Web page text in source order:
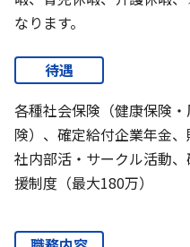
なります。
待遇
各種社会保険（健康保険
険）、確定給付企業年金
社内部活・サークル活動
援制度（最大180万）